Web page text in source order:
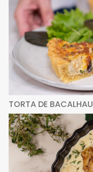
TORTA DE BACALHAU